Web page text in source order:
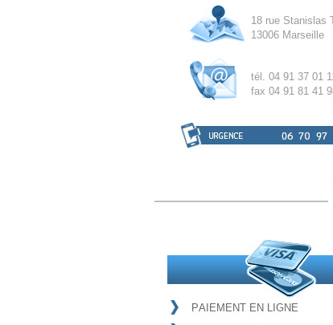
18 rue Stanislas
13006 Marseille
tél. 04 91 37 01
fax 04 91 81 41
PA E M E NT E N L G N E